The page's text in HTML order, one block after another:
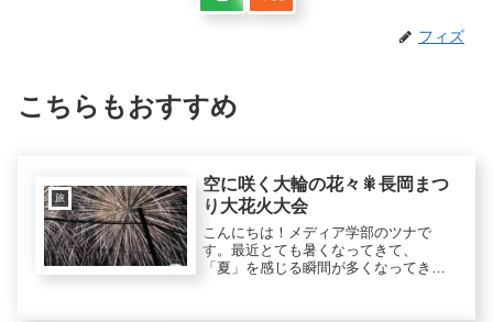
フィズ
こちらもおすすめ
旅
空に咲く大輪の花々🎇長岡まつ
り大花火大会
こんにちは！メディア学部のツナで
す。最近とても暑くなってきて、
「夏」を感じる瞬間が多くなってきま